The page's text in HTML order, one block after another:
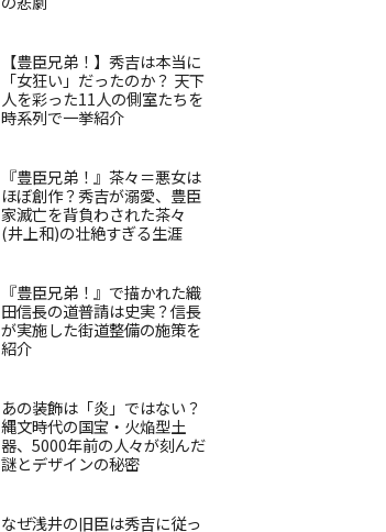
【豊臣兄弟！】秀吉は本当に
「女狂い」だったのか？ 天下
人を彩った11人の側室たちを
時系列で一挙紹介
『豊臣兄弟！』茶々＝悪女は
ほぼ創作？秀吉が溺愛、豊臣
家滅亡を背負わされた茶々
(井上和)の壮絶すぎる生涯
『豊臣兄弟！』で描かれた織
田信長の道普請は史実？信長
が実施した街道整備の施策を
紹介
あの装飾は「炎」ではない？
縄文時代の国宝・火焔型土
器、5000年前の人々が刻んだ
謎とデザインの秘密
なぜ浅井の旧臣は秀吉に従っ